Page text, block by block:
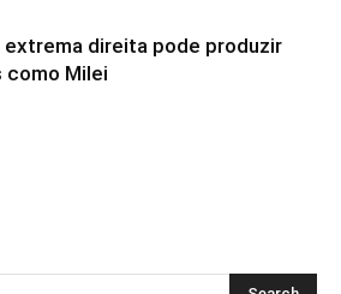
extrema direita pode produzir
como Milei